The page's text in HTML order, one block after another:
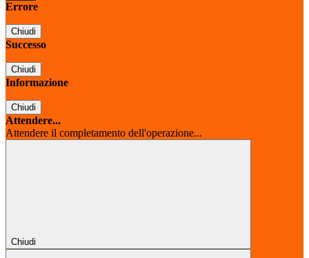
Errore
Chiudi
Successo
Chiudi
Informazione
Chiudi
Attendere...
Attendere il completamento dell'operazione...
Chiudi